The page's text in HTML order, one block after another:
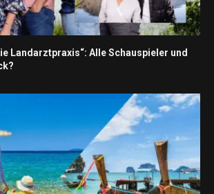
Landarztpraxis“: Alle Schauspieler und